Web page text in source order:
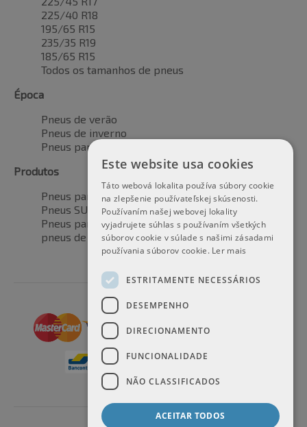
225/40 R18
195/65 R15
235/35 R19
185/65 R15
Todos os tamanhos de pneus
Época
Pneus de verão
Pneus de inverno
Pneus para todas as estações
Produtos
Pneus para automóveis
Pneus SUV / 4x4
Pneus para veículos de transporte
pneus de motocicleta
Este website usa cookies
Táto webová lokalita používa súbory cookie
na zlepšenie používateľskej skúsenosti.
Používaním našej webovej lokality
vyjadrujete súhlas s používaním všetkých
súborov cookie v súlade s našimi zásadami
používania súborov cookie. Ler mais
ESTRITAMENTE NECESSÁRIOS
DESEMPENHO
DIRECIONAMENTO
FUNCIONALIDADE
NÃO CLASSIFICADOS
ACEITAR TODOS